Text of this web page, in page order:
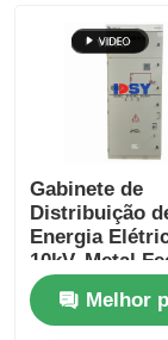
Show de RV
Quem Somos
Fábrica
Controle de
Gabinete de
Distribuição
Energia
10kV, Metal
Seccionador
630A-4000A
Melhor